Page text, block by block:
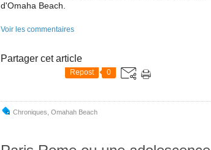
d'Omaha Beach.
Voir les commentaires
Partager cet article
Repost 0
Chroniques, Omahah Beach